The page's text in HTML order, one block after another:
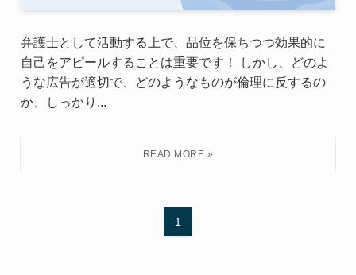
弁護士として活動する上で、品位を保ちつつ効果的に
自己をアピールすることは重要です！ しかし、どのよ
うな広告が適切で、どのようなものが倫理に反するの
か、しっかり...
1